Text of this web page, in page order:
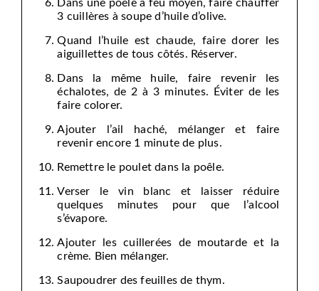
Dans une poêle à feu moyen, faire chauffer
3 cuillères à soupe d’huile d’olive.
Quand l’huile est chaude, faire dorer les
aiguillettes de tous côtés. Réserver.
Dans la même huile, faire revenir les
échalotes, de 2 à 3 minutes. Éviter de les
faire colorer.
Ajouter l’ail haché, mélanger et faire
revenir encore 1 minute de plus.
Remettre le poulet dans la poêle.
Verser le vin blanc et laisser réduire
quelques minutes pour que l’alcool
s’évapore.
Ajouter les cuillerées de moutarde et la
crème. Bien mélanger.
Saupoudrer des feuilles de thym.